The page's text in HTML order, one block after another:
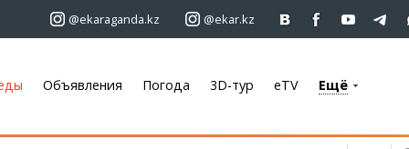
@ekaraganda.kz @ekar.kz
Объявления Погода 3D-тур eTV Ещё